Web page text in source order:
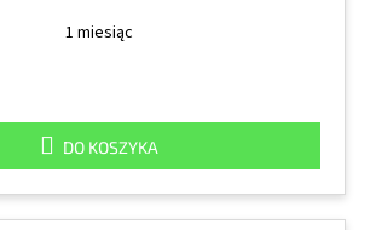
1 miesiąc
DO KOSZYKA